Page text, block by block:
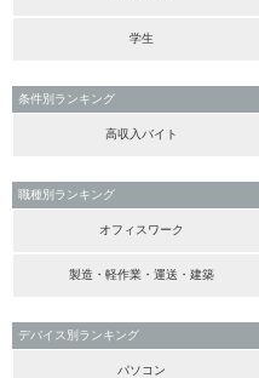
学生
条件別ランキング
高収入バイト
職種別ランキング
オフィスワーク
製造・軽作業・運送・建築
デバイス別ランキング
パソコン